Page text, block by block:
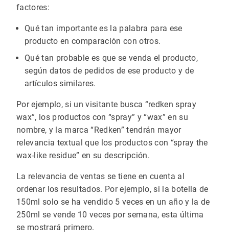
factores:
Qué tan importante es la palabra para ese
producto en comparación con otros.
Qué tan probable es que se venda el producto,
según datos de pedidos de ese producto y de
artículos similares.
Por ejemplo, si un visitante busca “redken spray
wax”, los productos con “spray” y “wax” en su
nombre, y la marca “Redken” tendrán mayor
relevancia textual que los productos con “spray the
wax-like residue” en su descripción.
La relevancia de ventas se tiene en cuenta al
ordenar los resultados. Por ejemplo, si la botella de
150ml solo se ha vendido 5 veces en un año y la de
250ml se vende 10 veces por semana, esta última
se mostrará primero.